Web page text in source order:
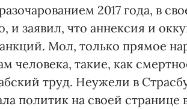
2017 года, в
и заявил, что аннексия и
Мол, только прямое
человека, такие, как
труд. Неужели в
политик на своей странице